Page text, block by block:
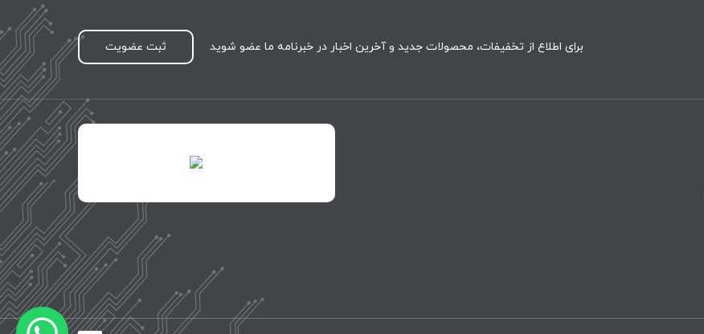
برای اطلاع از تخفیفات، محصولات جدید و آخرین اخبار در خبرنامه ما عضو شوید ثبت عضویت